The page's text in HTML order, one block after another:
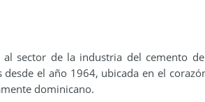
sector de la industria del cemento
el año 1964, ubicada en el
dominicano.